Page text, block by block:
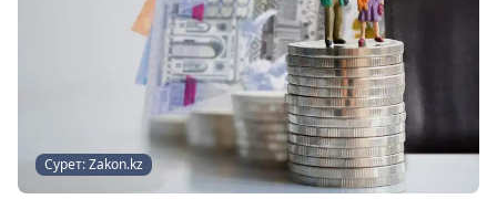
Сурет: Zakon.kz